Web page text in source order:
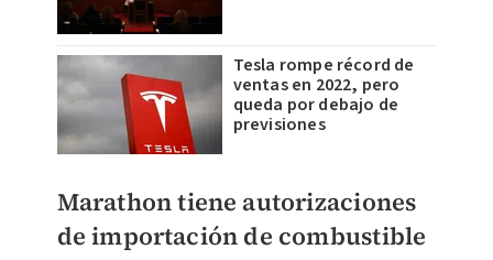
Tesla rompe récord de
ventas en 2022, pero
queda por debajo de
previsiones
Marathon tiene autorizaciones
de importación de combustible